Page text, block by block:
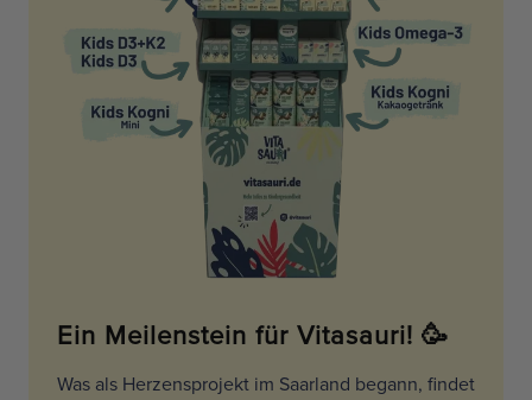
Ein Meilenstein für Vitasauri! 🥳
Was als Herzensprojekt im Saarland begann, findet